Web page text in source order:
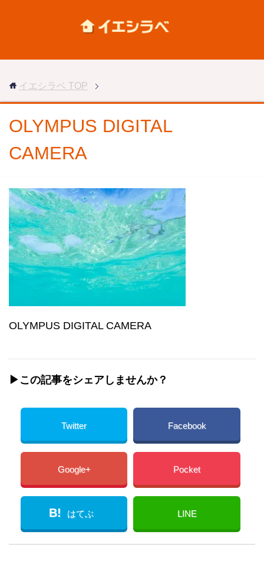
イエシラベ TOP
OLYMPUS DIGITAL
CAMERA
OLYMPUS DIGITAL CAMERA
▶︎この記事をシェアしませんか？
Twitter Facebook
Google+ Pocket
B! はてぶ LINE